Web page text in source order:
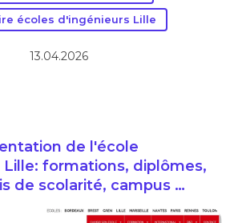
écoles d'ingénieurs Lille
13.04.2026
de l'école
formations, diplômes,
de scolarité, campus …